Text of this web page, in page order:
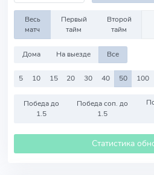
Весь
матч
Первый
тайм
Второй
тайм
Дома На выезде Все
5 10 15 20 30 40 50 100
Победа до
1.5
Победа соп. до
1.5
Статистика